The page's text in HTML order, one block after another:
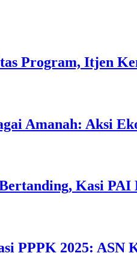
Program, Itjen
Amanah: Aksi
Kasi
PPPK 2025: ASN